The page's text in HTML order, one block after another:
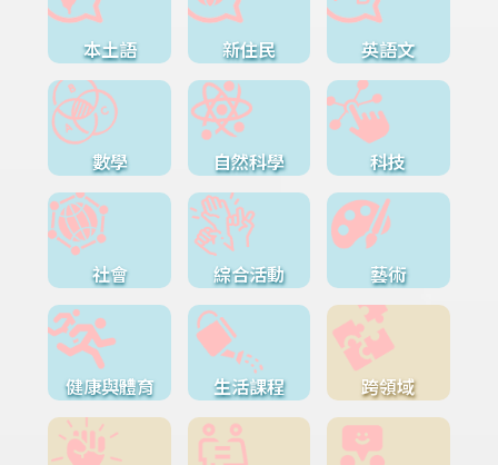
本土語 新住民 英語文
數學 自然科學 科技
社會 綜合活動 藝術
健康與體育 生活課程 跨領域